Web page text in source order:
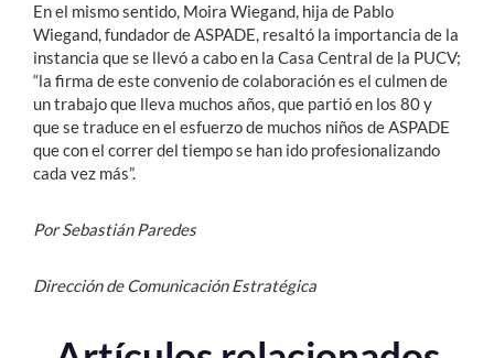
En el mismo sentido, Moira Wiegand, hija de Pablo
Wiegand, fundador de ASPADE, resaltó la importancia de la
instancia que se llevó a cabo en la Casa Central de la PUCV;
“la firma de este convenio de colaboración es el culmen de
un trabajo que lleva muchos años, que partió en los 80 y
que se traduce en el esfuerzo de muchos niños de ASPADE
que con el correr del tiempo se han ido profesionalizando
cada vez más”.
Por Sebastián Paredes
Dirección de Comunicación Estratégica